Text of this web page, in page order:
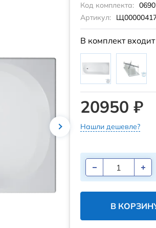
Код комплекта:
Артикул:
В комплект входит
20950 ₽
Нашли дешевле?
В